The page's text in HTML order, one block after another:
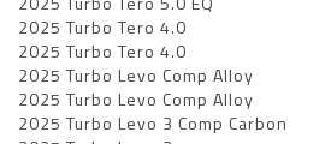
2025 Turbo Tero 4.0
2025 Turbo Tero 4.0
2025 Turbo Levo Comp Alloy
2025 Turbo Levo Comp Alloy
2025 Turbo Levo 3 Comp Carbon